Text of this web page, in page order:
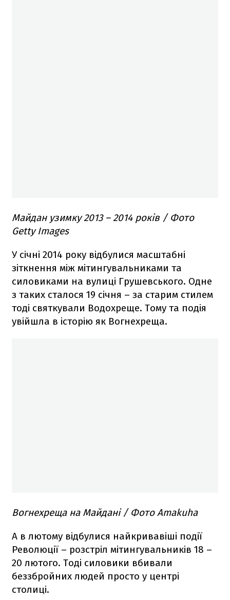
Майдан узимку 2013 – 2014 років / Фото
Getty Images
У січні 2014 року відбулися масштабні
зіткнення між мітингувальниками та
силовиками на вулиці Грушевського. Одне
з таких сталося 19 січня – за старим стилем
тоді святкували Водохреще. Тому та подія
увійшла в історію як Вогнехреща.
Вогнехреща на Майдані / Фото Amakuha
А в лютому відбулися найкривавіші події
Революції – розстріл мітингувальників 18 –
20 лютого. Тоді силовики вбивали
беззбройних людей просто у центрі
столиці.